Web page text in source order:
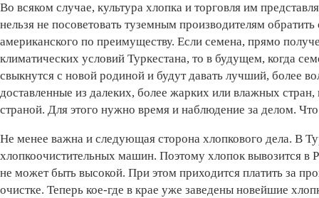
Во всяком случае, культура хлопка и торговля им
нельзя не посоветовать туземным производителям
американского по преимуществу. Если семена, прямо
климатических условий Туркестана, то в будущем, когда
свыкнутся с новой родиной и будут давать лучший, более
доставленные из далеких, более жарких или влажных
страной. Для этого нужно время и наблюдение за делом.
Не менее важна и следующая сторона хлопкового дела. В
хлопкоочистительных машин. Поэтому хлопок вывозится
не может быть высокой. При этом приходится платить за
очистке. Теперь кое-где в крае уже заведены новейшие